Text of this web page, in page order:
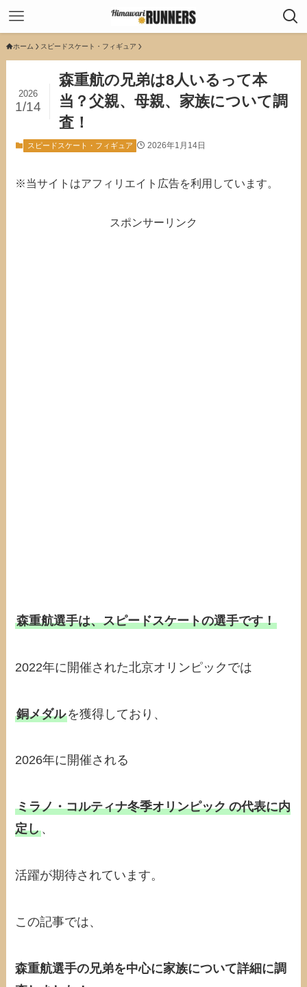
ホーム スピードスケート・フィギュア
森重航の兄弟は8人いるって本
当？父親、母親、家族について調
査！
2026
1/14
スピードスケート・フィギュア 2026年1月14日
※当サイトはアフィリエイト広告を利用しています。
スポンサーリンク
森重航選手は、スピードスケートの選手です！
2022年に開催された北京オリンピックでは
銅メダルを獲得しており、
2026年に開催される
ミラノ・コルティナ冬季オリンピック の代表に内
定し、
活躍が期待されています。
この記事では、
森重航選手の兄弟を中心に家族について詳細に調